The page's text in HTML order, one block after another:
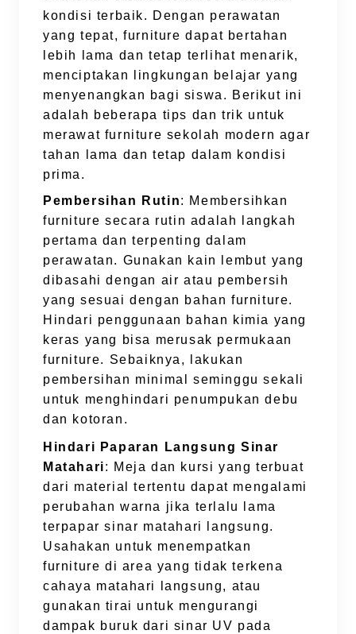
kondisi terbaik. Dengan perawatan
yang tepat, furniture dapat bertahan
lebih lama dan tetap terlihat menarik,
menciptakan lingkungan belajar yang
menyenangkan bagi siswa. Berikut ini
adalah beberapa tips dan trik untuk
merawat furniture sekolah modern agar
tahan lama dan tetap dalam kondisi
prima.
Pembersihan Rutin: Membersihkan
furniture secara rutin adalah langkah
pertama dan terpenting dalam
perawatan. Gunakan kain lembut yang
dibasahi dengan air atau pembersih
yang sesuai dengan bahan furniture.
Hindari penggunaan bahan kimia yang
keras yang bisa merusak permukaan
furniture. Sebaiknya, lakukan
pembersihan minimal seminggu sekali
untuk menghindari penumpukan debu
dan kotoran.
Hindari Paparan Langsung Sinar
Matahari: Meja dan kursi yang terbuat
dari material tertentu dapat mengalami
perubahan warna jika terlalu lama
terpapar sinar matahari langsung.
Usahakan untuk menempatkan
furniture di area yang tidak terkena
cahaya matahari langsung, atau
gunakan tirai untuk mengurangi
dampak buruk dari sinar UV pada